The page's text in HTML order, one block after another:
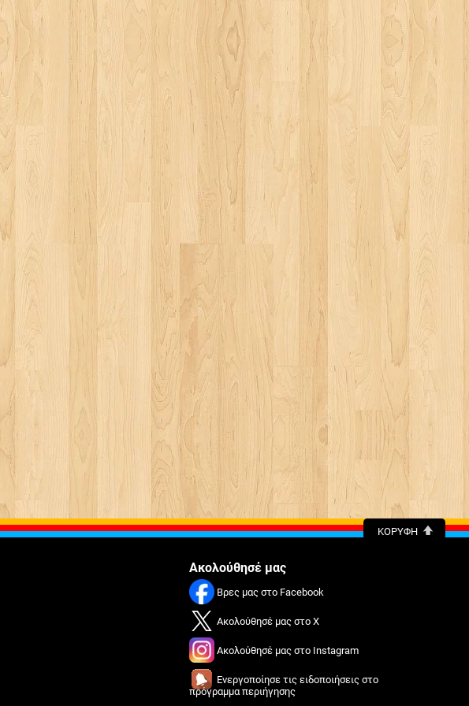
ΚΟΡΥΦΉ
Ακολούθησέ μας
Βρες μας στο Facebook
Ακολούθησέ μας στο X
Ακολούθησέ μας στο Instagram
Ενεργοποίησε τις ειδοποιήσεις στο
πρόγραμμα περιήγησης